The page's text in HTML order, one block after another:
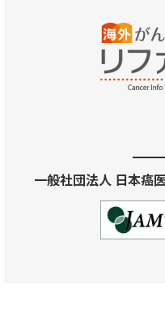
一般社団法人 日本癌